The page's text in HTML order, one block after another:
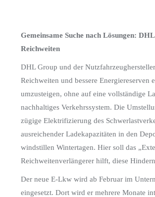
Gemeinsame Suche nach Lösungen:
Reichweiten
DHL Group und der
Reichweiten und bessere
umzusteigen, ohne auf eine vollständige
nachhaltiges Verkehrssystem. Die
zügige Elektrifizierung des
ausreichender Ladekapazitäten in den
windstillen Wintertagen. Hier soll das
Reichweitenverlängerer hilft, diese
Der neue E-Lkw wird ab Februar im
eingesetzt. Dort wird er mehrere Monate